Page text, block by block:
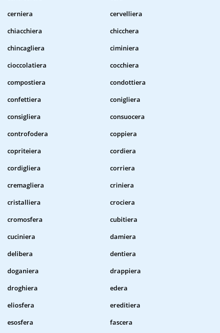
cerniera
cervelliera
chiacchiera
chicchera
chincagliera
ciminiera
cioccolatiera
cocchiera
compostiera
condottiera
confettiera
conigliera
consigliera
consuocera
controfodera
coppiera
copriteiera
cordiera
cordigliera
corriera
cremagliera
criniera
cristalliera
crociera
cromosfera
cubitiera
cuciniera
damiera
delibera
dentiera
doganiera
drappiera
droghiera
edera
eliosfera
ereditiera
esosfera
fascera